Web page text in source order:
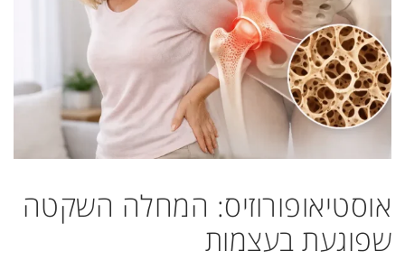
אוסטיאופורוזיס: המחלה השקטה
שפוגעת בעצמות